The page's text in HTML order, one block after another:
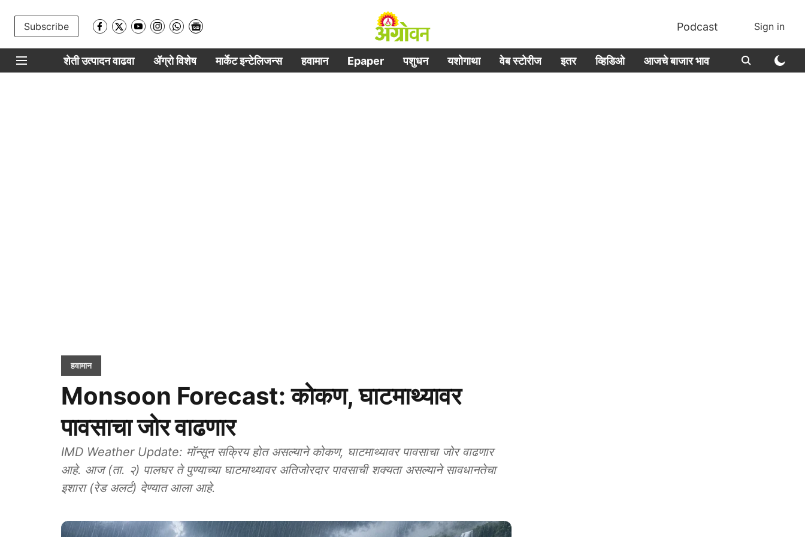
Subscribe Podcast Sign in
शेती उत्पादन वाढवा ॲग्रो विशेष मार्केट इन्टेलिजन्स हवामान Epaper पशुधन यशोगाथा वेब स्टोरीज इतर व्हिडिओ आजचे बाजार भाव
हवामान
Monsoon Forecast: कोकण, घाटमाथ्यावर
पावसाचा जोर वाढणार
IMD Weather Update: मॉन्सून सक्रिय होत असल्याने कोकण, घाटमाथ्यावर पावसाचा जोर वाढणार
आहे. आज (ता. २) पालघर ते पुण्याच्या घाटमाथ्यावर अतिजोरदार पावसाची शक्यता असल्याने सावधानतेचा
इशारा (रेड अलर्ट) देण्यात आला आहे.